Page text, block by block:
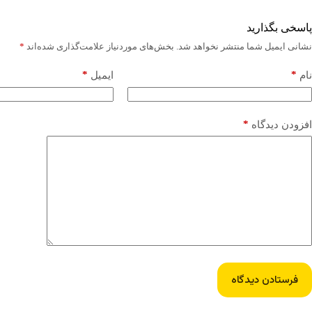
پاسخی بگذارید
نشانی ایمیل شما منتشر نخواهد شد. بخش‌های موردنیاز علامت‌گذاری شده‌اند *
نام * ایمیل *
افزودن دیدگاه *
فرستادن دیدگاه